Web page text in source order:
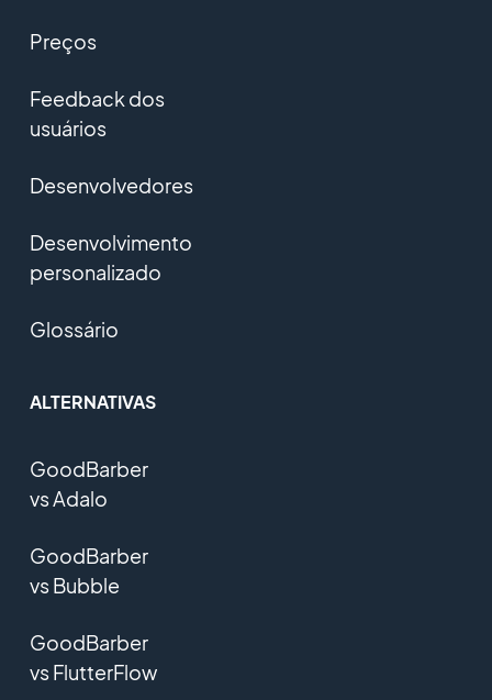
Preços
Feedback dos
usuários
Desenvolvedores
Desenvolvimento
personalizado
Glossário
ALTERNATIVAS
GoodBarber
vs Adalo
GoodBarber
vs Bubble
GoodBarber
vs FlutterFlow